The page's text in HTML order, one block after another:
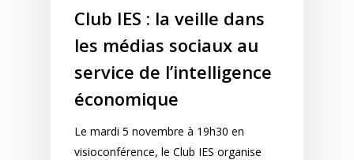
Club IES : la veille dans
les médias sociaux au
service de l’intelligence
économique
Le mardi 5 novembre à 19h30 en
visioconférence, le Club IES organise